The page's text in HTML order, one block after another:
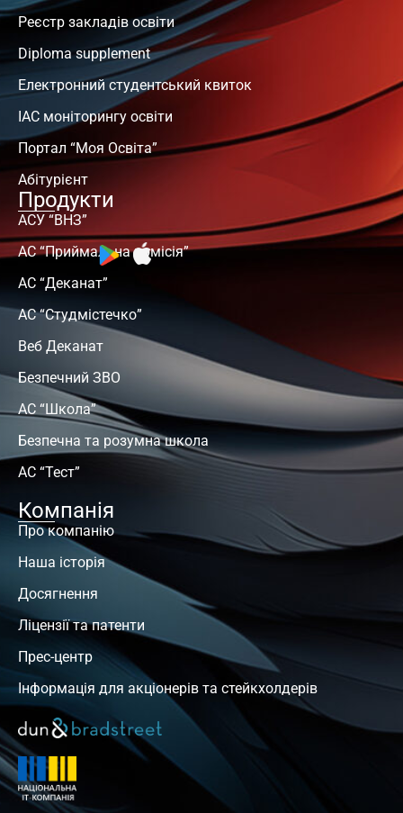
Реєстр закладів освіти
Diploma supplement
Електронний студентський квиток
ІАС моніторингу освіти
Портал “Моя Освіта”
Абітурієнт
Продукти
АСУ “ВНЗ”
АС “Приймальна комісія”
АС “Деканат”
АС “Студмістечко”
Веб Деканат
Безпечний ЗВО
АС “Школа”
Безпечна та розумна школа
АС “Тест”
Компанія
Про компанію
Наша історія
Досягнення
Ліцензії та патенти
Прес-центр
Інформація для акціонерів та стейкхолдерів